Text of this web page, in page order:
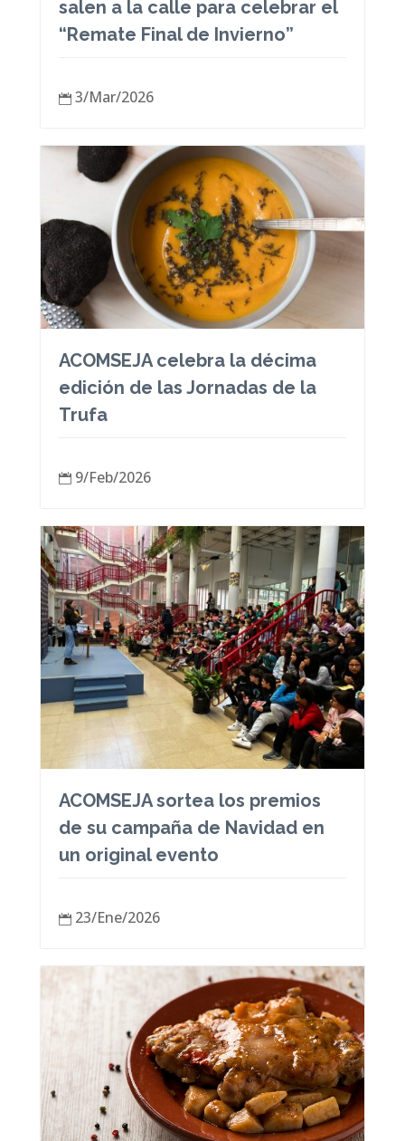
salen a la calle para celebrar el
“Remate Final de Invierno”
 3/Mar/2026
ACOMSEJA celebra la décima
edición de las Jornadas de la
Trufa
 9/Feb/2026
ACOMSEJA sortea los premios
de su campaña de Navidad en
un original evento
 23/Ene/2026